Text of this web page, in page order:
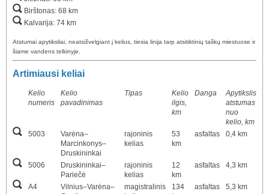
Birštonas: 68 km
Kalvarija: 74 km
Atstumai apytiksliai, neatsižvelgiant į kelius, tiesia linija tarp atsitiktinių taškų miestuose ir
šiame vandens telkinyje.
Artimiausi keliai
Kelio
numeris
Kelio
pavadinimas
Tipas
Kelio
ilgis,
km
Danga
Apytikslis
atstumas
nuo
kelio, km
5003
Varėna–
Marcinkonys–
Druskininkai
rajoninis
kelias
53
km
asfaltas 0,4 km
5006
Druskininkai–
Pariečė
rajoninis
kelias
12
km
asfaltas 4,3 km
A4
Vilnius–Varėna–
magistralinis
134
asfaltas 5,3 km